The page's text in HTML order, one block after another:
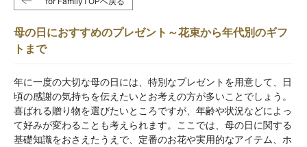
母の日におすすめのプレゼント～花束から年代別のギフ
トまで
年に一度の大切な母の日には、特別なプレゼントを用意して、日
頃の感謝の気持ちを伝えたいとお考えの方が多いことでしょう。
喜ばれる贈り物を選びたいところですが、年齢や状況などによっ
て好みが変わることも考えられます。ここでは、母の日に関する
基礎知識をおさえたうえで、定番のお花や実用的なアイテム、ホ